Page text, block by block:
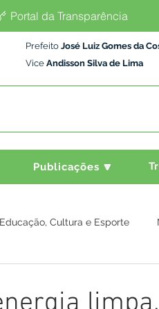
Portal da Transparência
Prefeito José Luiz Gomes da
Vice Andisson Silva de Lima
Publicações 🔽
Educação, Cultura e Esporte